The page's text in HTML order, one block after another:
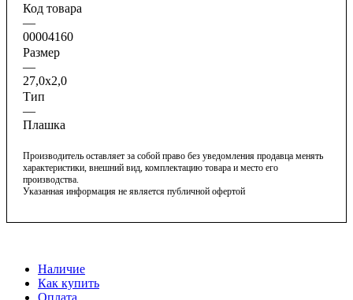
Код товара
—
00004160
Размер
—
27,0х2,0
Тип
—
Плашка
Производитель оставляет за собой право без уведомления продавца менять
характеристики, внешний вид, комплектацию товара и место его
производства.
Указанная информация не является публичной офертой
Наличие
Как купить
Оплата